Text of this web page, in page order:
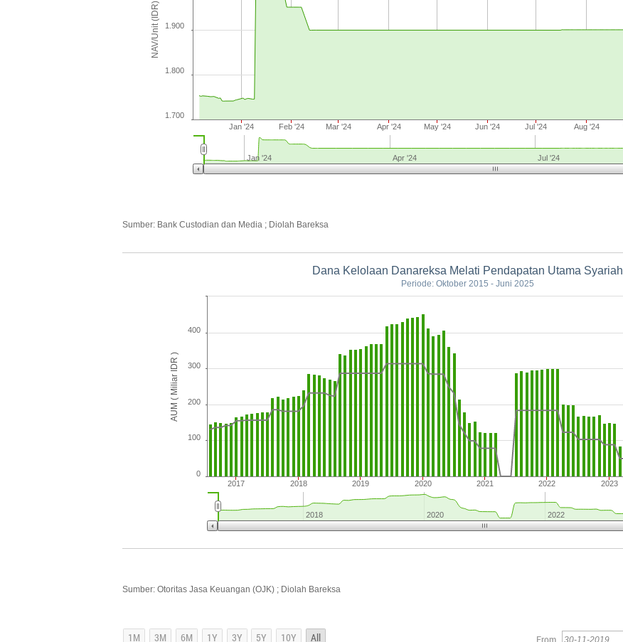
NAV/Unit (IDR)
Jan '24 Feb '24 Mar '24 Apr '24 May '24 Jun '24 Jul '24 Aug '24
1.700
1.800
1.900
Jan '24 Apr '24 Jul '24
Sumber: Bank Custodian dan Media ; Diolah Bareksa
AUM ( Miliar IDR )
Dana Kelolaan Danareksa Melati Pendapatan Utama Syariah
Periode: Oktober 2015 - Juni 2025
2017 2018 2019 2020 2021 2022 2023
0
100
200
300
400
2018 2020 2022
Sumber: Otoritas Jasa Keuangan (OJK) ; Diolah Bareksa